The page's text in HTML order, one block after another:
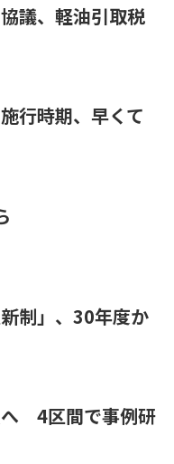
議、軽油引取税
行時期、早くて
制」、30年度か
へ 4区間で事例研